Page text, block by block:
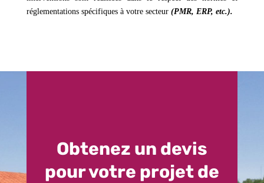
réglementations spécifiques à votre secteur (PMR, ERP, etc.).
Obtenez un devis
pour votre projet de